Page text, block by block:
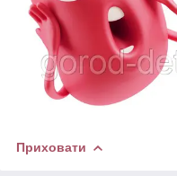
Приховати